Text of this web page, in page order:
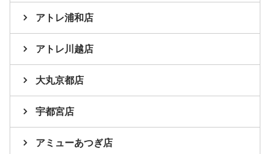
アトレ浦和店
アトレ川越店
大丸京都店
宇都宮店
アミューあつぎ店